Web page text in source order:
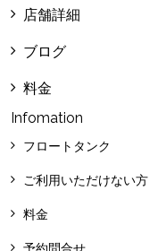
店舗詳細
ブログ
料金
Infomation
フロートタンク
ご利用いただけない方
料金